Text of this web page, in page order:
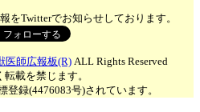
をTwitterでお知らせしております。
医師広報板(R)ALL Rights Reserved
転載を禁じます。
登録(4476083号)されています。